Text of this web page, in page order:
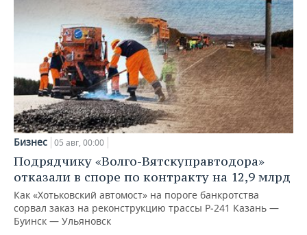
Бизнес 05 авг, 00:00
Подрядчику «Волго-Вятскуправтодора»
отказали в споре по контракту на 12,9 млрд
Как «Хотьковский автомост» на пороге банкротства
сорвал заказ на реконструкцию трассы Р‑241 Казань —
Буинск — Ульяновск